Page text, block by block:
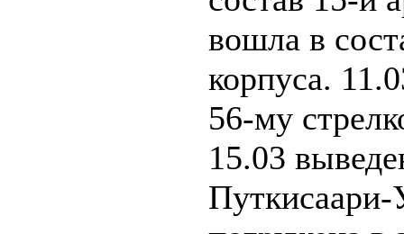
вошла в
корпуса.
56-му
15.03
Путкисаари-